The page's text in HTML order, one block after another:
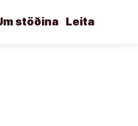
Leita
stöðina